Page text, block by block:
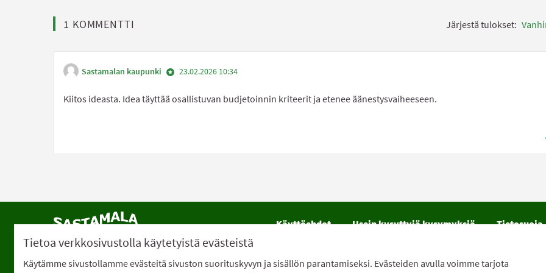
Tietoa verkkosivustolla käytetyistä evästeistä
Käytämme sivustollamme evästeitä sivuston suorituskyvyn ja sisällön parantamiseksi. Evästeiden avulla voimme tarjota
1 KOMMENTTI Järjestä tulokset:
Sastamalan kaupunki 23.02.2026 10:34
Kiitos ideasta. Idea täyttää osallistuvan budjetoinnin kriteerit ja etenee äänestysvaiheeseen.
Käyttöehdot Usein kysyttyjä kysymyksiä
Tietosuoja